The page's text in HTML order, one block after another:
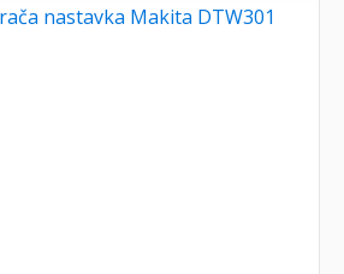
nastavka Makita DTW301